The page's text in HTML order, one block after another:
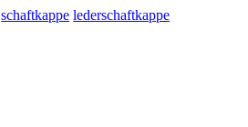
schaftkappe lederschaftkappe